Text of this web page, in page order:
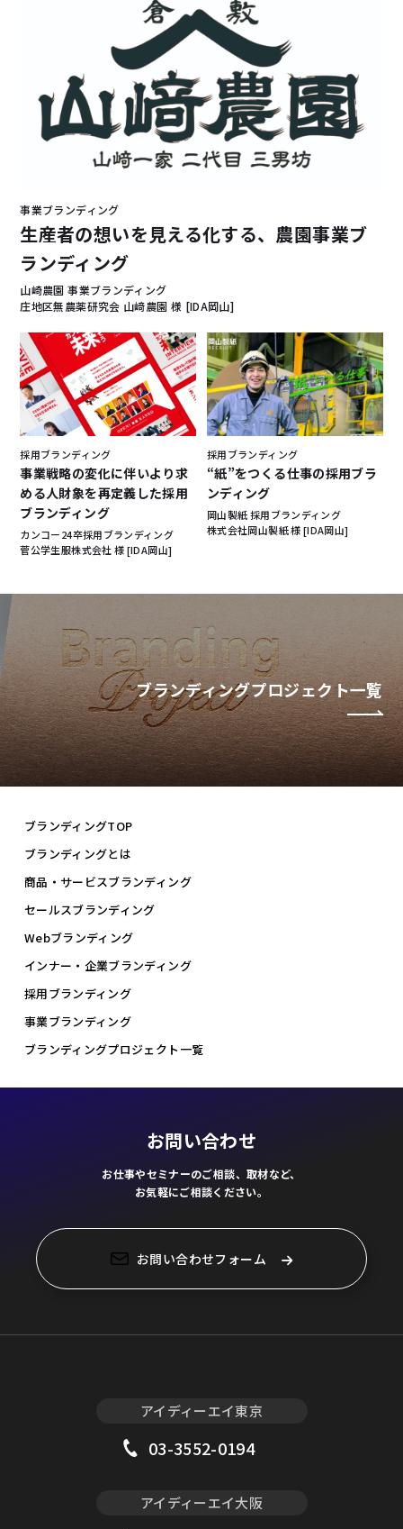
事業ブランディング
生産者の想いを見える化する、農園事業ブ
ランディング
山崎農園 事業ブランディング
庄地区無農薬研究会 山﨑農園 様 [IDA岡山]
採用ブランディング
事業戦略の変化に伴いより求
める人財象を再定義した採用
ブランディング
カンコー24卒採用ブランディング
菅公学生服株式会社 様 [IDA岡山]
採用ブランディング
“紙”をつくる仕事の採用ブラ
ンディング
岡山製紙 採用ブランディング
株式会社岡山製紙 様 [IDA岡山]
ブランディングプロジェクト一覧
ブランディングTOP
ブランディングとは
商品・サービスブランディング
セールスブランディング
Webブランディング
インナー・企業ブランディング
採用ブランディング
事業ブランディング
ブランディングプロジェクト一覧
お問い合わせ
お仕事やセミナーのご相談、取材など、
お気軽にご相談ください。
お問い合わせフォーム
アイディーエイ東京
03-3552-0194
アイディーエイ大阪